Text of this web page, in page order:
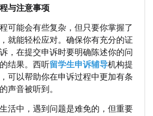
注意事项
能会有些复杂，但只要你掌握了
就能轻松应对。确保你有充分的证
，在提交申诉时要明确陈述你的问
结果。西听留学生申诉辅导机构提
可以帮助你在申诉过程中更加有条
声音被听到。
中，遇到问题是难免的，但重要